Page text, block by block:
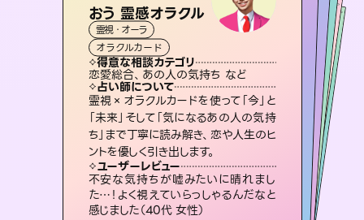
おう 霊感オラクル
霊視・オーラ
オラクルカード
得意な相談カテゴリ
恋愛総合、あの人の気持ち など
占い師について
霊視×オラクルカードを使って「今」と
「未来」そして「気になるあの人の気持
ち」まで丁寧に読み解き、恋や人生のヒ
ントを優しく引き出します。
ユーザーレビュー
不安な気持ちが嘘みたいに晴れまし
た…！よく視えていらっしゃるんだなと
感じました（40代 女性）
アイリス -iris-
西洋占星術
ルーン
得意な相談カテゴリ
恋愛総合、片想い、二人の未来 など
占い師について
復縁、恋愛、不倫の行方、同性愛や片
思い、仕事関係や借金問題まで知りた
いことや心の負担になっていることを
紐解き、背中をそっと押して導きます。
ユーザーレビュー
安心感のあり、言い切ってくれる所や濁
さない鑑定のおかげで、毎回自分の気
持ちを整えられます（30代 男性）
未来視師＊花
霊視・オーラ
スピリチュアル・リーディング
得意な相談カテゴリ
出逢い、片想い、復縁 など
占い師について
未来には何パターンもの選択肢があり
ます。不安で視えにくくなっているあな
たの素敵な未来を見つけ、その未来を
選択できるようアドバイスします。
ユーザーレビュー
職場の人の性質や人間関係、本心など
本当によく視えていてびっくり。対策が
打てて前向きになれます（40代）
彗望
霊視・オーラ
スピリチュアル・リーディング
得意な相談カテゴリ
片想い、あの人の気持ち、復縁 など
占い師について
3,700年以上の歴史を持つ東洋最古の占術「易占」で詳細まで占い、幸せへ向かう道筋を示します。厳しい結果にも具体的な対策をお伝えします。
ユーザーレビュー
複雑な背景もしっかり聞いて鑑定して
いただけました。気持ちが楽になりまし
た（50代 女性）
スピリチュアル・リーディング
得意な相談カテゴリ
片想い、あの人の気持ち、復縁 など
占い師について
恋愛のお悩みの中でも特に「曖昧な関
係」の相談を得意としており、友達以上
恋人未満なお相手との今後や本音を丁
寧に読み解き恋愛成就へと導きます。
ユーザーレビュー
鑑定していただいてアドバイス通りに行
動すると仲が復活してきました。ありが
とうございました（40代 女性）
霊視・オーラ タロット
スピリチュアル・リーディング
得意な相談カテゴリ
片想い、二人の未来、年の差 など
占い師について
連絡再開、復縁、成就などの報告実績
多数。セラピストとして2万超の施術経
験があるからこそできる鑑定で、より良
い未来をサポートします。
ユーザーレビュー
とても心温まる鑑定でした。しかもこち
らは何も言っていないのに視えていらっ
しゃるんだなと驚きです（30代女性）